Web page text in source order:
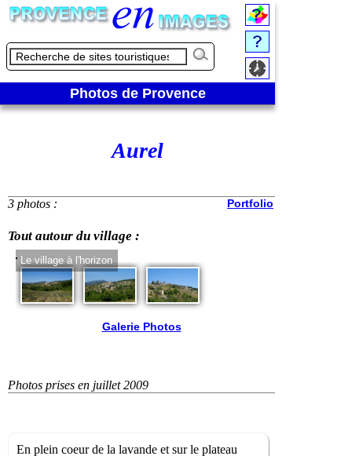
Photos de Provence
Aurel
3 photos : Portfolio
Tout autour du village :
Le village à l'horizon
Galerie Photos
Photos prises en juillet 2009
En plein coeur de la lavande et sur le plateau